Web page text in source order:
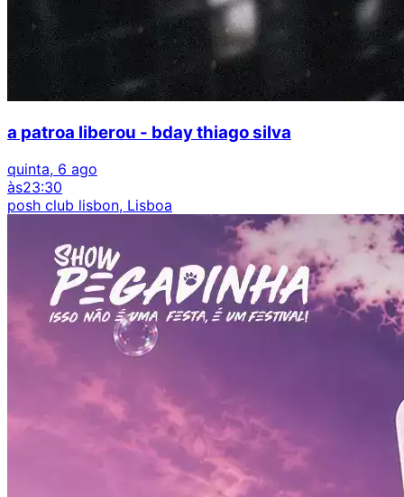
a patroa liberou - bday thiago silva
quinta, 6 ago
às23:30
posh club lisbon, Lisboa